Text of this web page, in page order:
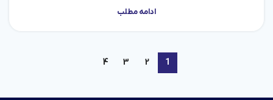
ادامه مطلب
1
2
3
4